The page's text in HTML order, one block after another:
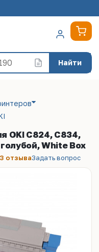
Найти
OKI C824, C834,
White Box
отзываЗадать вопрос